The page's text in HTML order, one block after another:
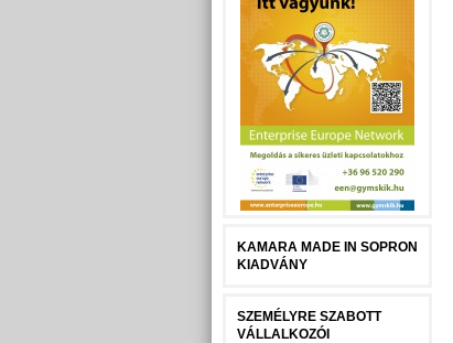
KAMARA MADE IN SOPRON
KIADVÁNY
SZEMÉLYRE SZABOTT
VÁLLALKOZÓI